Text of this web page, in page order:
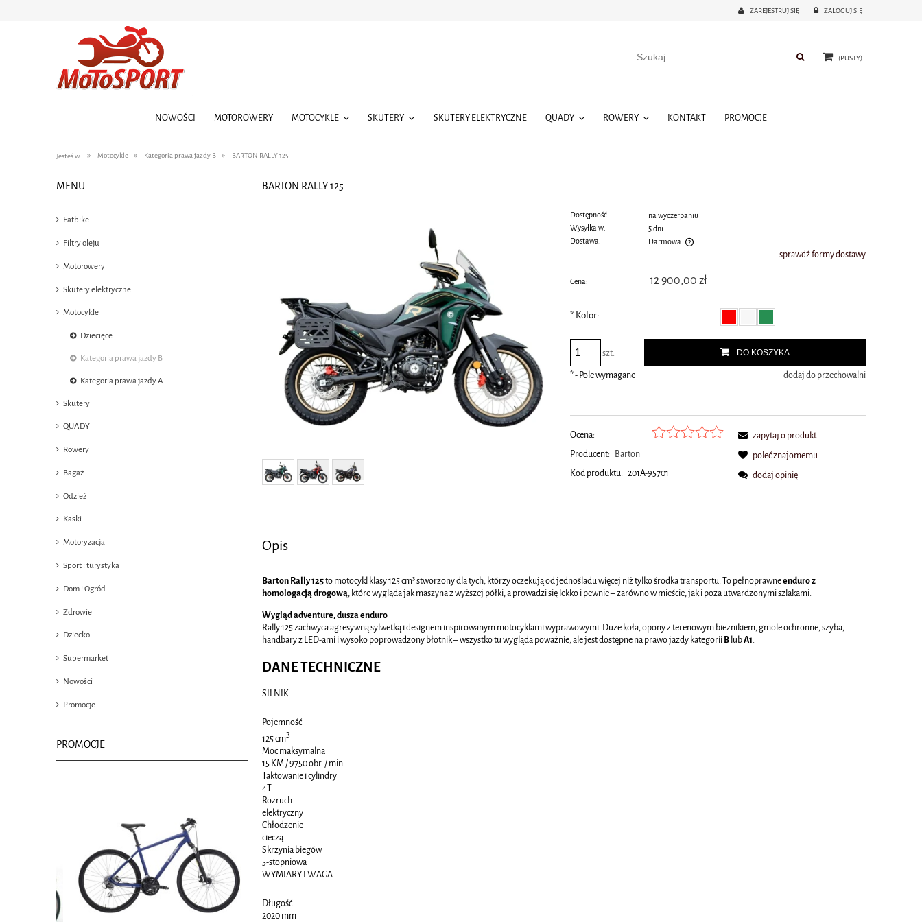
ZAREJESTRUJ SIĘ ZALOGUJ SIĘ
(PUSTY)
NOWOŚCI MOTOROWERY MOTOCYKLE SKUTERY SKUTERY ELEKTRYCZNE QUADY ROWERY KONTAKT PROMOCJE
Jesteś w: » Motocykle » Kategoria prawa jazdy B » BARTON RALLY 125
MENU
Fatbike
Filtry oleju
Motorowery
Skutery elektryczne
Motocykle
Dziecięce
Kategoria prawa jazdy B
Kategoria prawa jazdy A
Skutery
QUADY
Rowery
Bagaż
Odzież
Kaski
Motoryzacja
Sport i turystyka
Dom i Ogród
Zdrowie
Dziecko
Supermarket
Nowości
Promocje
PROMOCJE
BARTON RALLY 125
Dostępność:
na wyczerpaniu
Wysyłka w:
5 dni
Dostawa:
Darmowa
sprawdź formy dostawy
Cena: 12 900,00 zł
* Kolor:
szt. DO KOSZYKA
dodaj do przechowalni
*- Pole wymagane
Ocena:
Producent: Barton
Kod produktu: 201A-95701
zapytaj o produkt
poleć znajomemu
dodaj opinię
Opis
Barton Rally 125to motocykl klasy 125 cm³ stworzony dla tych, którzy oczekują od jednośladu więcej niż tylko środka transportu. To pełnoprawneenduro z
homologacją drogową, które wygląda jak maszyna z wyższej półki, a prowadzi się lekko i pewnie – zarówno w mieście, jak i poza utwardzonymi szlakami.
Wygląd adventure, dusza enduro
Rally 125 zachwyca agresywną sylwetką i designem inspirowanym motocyklami wyprawowymi. Duże koła, opony z terenowym bieżnikiem, gmole ochronne, szyba,
handbary z LED-ami i wysoko poprowadzony błotnik – wszystko tu wygląda poważnie, ale jest dostępne na prawo jazdy kategoriiBlubA1.
DANE TECHNICZNE
SILNIK
Pojemność
125 cm3
Moc maksymalna
15 KM / 9750 obr. / min.
Taktowanie i cylindry
4T
Rozruch
elektryczny
Chłodzenie
cieczą
Skrzynia biegów
5-stopniowa
WYMIARY I WAGA
Długość
2020 mm